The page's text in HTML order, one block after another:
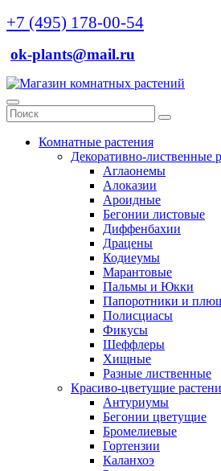
+7 (495) 178-00-54
ok-plants@mail.ru
Комнатные растения
Декоративно-лиственные
Аглаонемы
Алоказии
Ароидные
Бегонии листовые
Диффенбахии
Драцены
Кодиеумы
Марантовые
Пальмы и Юкки
Папоротники и
Полисциасы
Фикусы
Шеффлеры
Хищные
Разные лиственные
Красиво-цветущие
Антуриумы
Бегонии цветущие
Бромелиевые
Гортензии
Каланхоэ